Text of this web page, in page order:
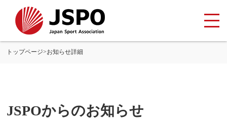
トップページ>お知らせ詳細
JSPOからのお知らせ